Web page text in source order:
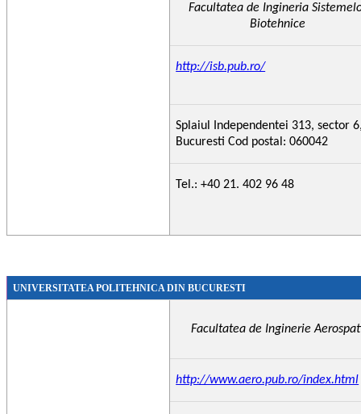
Facultatea de Ingineria
Biotehnice
http://isb.pub.ro/
Splaiul Independentei 313, sector
Bucuresti Cod postal: 060042
Tel.: +40 21. 402 96 48
UNIVERSITATEA POLITEHNICA DINBUCURESTI
Facultatea de Inginerie
http://www.aero.pub.ro/index.html